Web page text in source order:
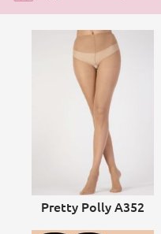
Pretty Polly A352